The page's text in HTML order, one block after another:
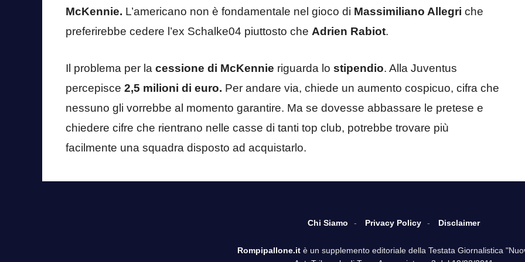
McKennie. L’americano non è fondamentale nel gioco di Massimiliano Allegri che
preferirebbe cedere l’ex Schalke04 piuttosto che Adrien Rabiot.
Il problema per la cessione di McKennie riguarda lo stipendio. Alla Juventus
percepisce 2,5 milioni di euro. Per andare via, chiede un aumento cospicuo, cifra che
nessuno gli vorrebbe al momento garantire. Ma se dovesse abbassare le pretese e
chiedere cifre che rientrano nelle casse di tanti top club, potrebbe trovare più
facilmente una squadra disposto ad acquistarlo.
Chi Siamo Privacy Policy Disclaimer
Rompipallone.it è un supplemento editoriale della Testata Giornalistica